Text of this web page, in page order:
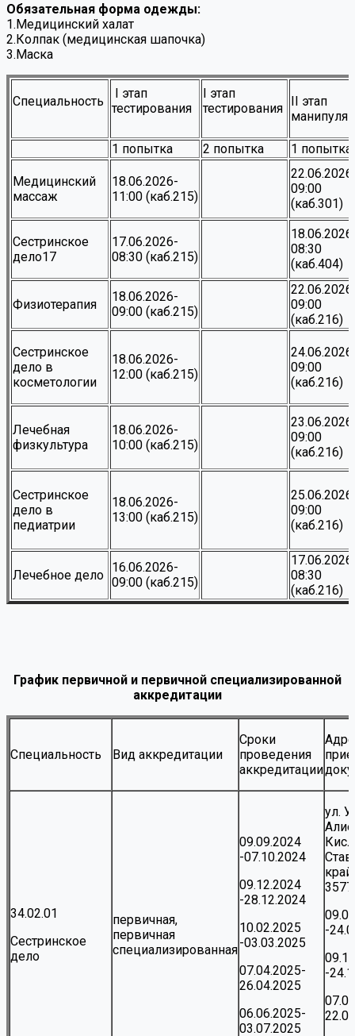
Обязательная форма одежды:
1.Медицинский халат
2.Колпак (медицинская шапочка)
3.Маска
Специальность
I этап
тестирования
I этап
тестирования II этап
1 попытка 2 попытка 1 попытка
Медицинский
массаж
18.06.2026-
11:00 (каб.215)
09:00
(каб.301)
Сестринское
дело17
17.06.2026-
08:30 (каб.215)
08:30
(каб.404)
Физиотерапия
18.06.2026-
09:00 (каб.215)
09:00
(каб.216)
Сестринское
дело в
косметологии
18.06.2026-
12:00 (каб.215)
09:00
(каб.216)
Лечебная
физкультура
18.06.2026-
10:00 (каб.215)
09:00
(каб.216)
Сестринское
дело в
педиатрии
18.06.2026-
13:00 (каб.215)
09:00
(каб.216)
Лечебное дело
16.06.2026-
09:00 (каб.215)
08:30
(каб.216)
График первичной и первичной специализированной
аккредитации
Специальность Вид аккредитации
Сроки
проведения
аккредитации
34.02.01
Сестринское
дело
первичная,
первичная
специализированная
09.09.2024
-07.10.2024
09.12.2024
-28.12.2024
10.02.2025
-03.03.2025
07.04.2025-
26.04.2025
06.06.2025-
03.07.2025
ул.
-
-